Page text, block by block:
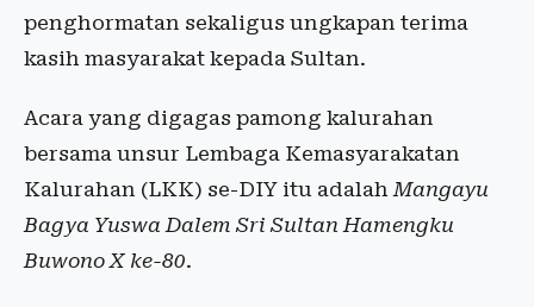
penghormatan sekaligus ungkapan terima
kasih masyarakat kepada Sultan.
Acara yang digagas pamong kalurahan
bersama unsur Lembaga Kemasyarakatan
Kalurahan (LKK) se-DIY itu adalahMangayu
Bagya Yuswa Dalem Sri Sultan Hamengku
Buwono X ke-80.